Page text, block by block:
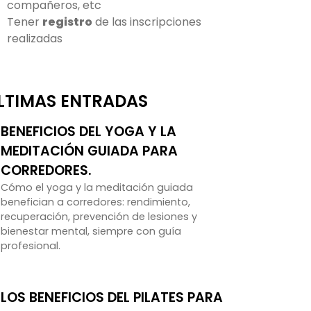
compañeros, etc
Tener registro de las inscripciones
realizadas
ENTRADAS
BENEFICIOS DEL YOGA Y LA
MEDITACIÓN GUIADA PARA
CORREDORES.
Cómo el yoga y la meditación guiada
benefician a corredores: rendimiento,
recuperación, prevención de lesiones y
bienestar mental, siempre con guía
profesional.
LOS BENEFICIOS DEL PILATES PARA